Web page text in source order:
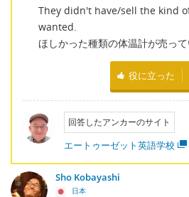
They didn't have/sell the kind
wanted.
ほしかった種類の体温計が売って
役に立った
回答したアンカーのサイト
エートゥーゼット英語学校
Sho Kobayashi
日本